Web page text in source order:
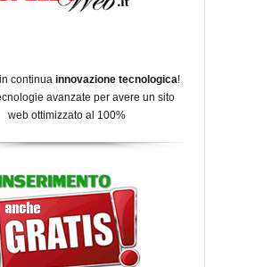
continua innovazione tecnologica!
avanzate per avere un sito
web ottimizzato al 100%